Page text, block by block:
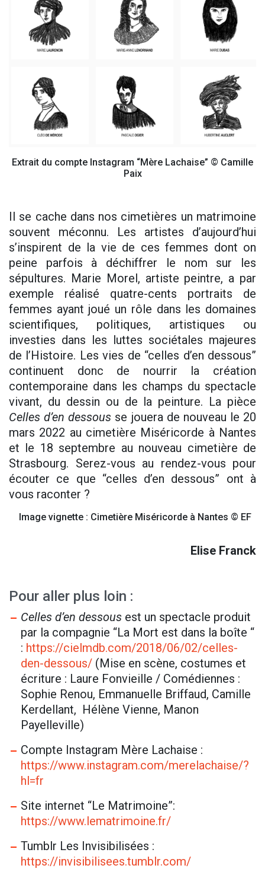
Extrait du compte Instagram “Mère Lachaise” © Camille
Paix
Il se cache dans nos cimetières un matrimoine
souvent méconnu. Les artistes d’aujourd’hui
s’inspirent de la vie de ces femmes dont on
peine parfois à déchiffrer le nom sur les
sépultures. Marie Morel, artiste peintre, a par
exemple réalisé quatre-cents portraits de
femmes ayant joué un rôle dans les domaines
scientifiques, politiques, artistiques ou
investies dans les luttes sociétales majeures
de l’Histoire. Les vies de “celles d’en dessous”
continuent donc de nourrir la création
contemporaine dans les champs du spectacle
vivant, du dessin ou de la peinture. La pièce
Celles d’en dessous se jouera de nouveau le 20
mars 2022 au cimetière Miséricorde à Nantes
et le 18 septembre au nouveau cimetière de
Strasbourg. Serez-vous au rendez-vous pour
écouter ce que “celles d’en dessous” ont à
vous raconter ?
Image vignette : Cimetière Miséricorde à Nantes © EF
Elise Franck
Pour aller plus loin :
Celles d’en dessous est un spectacle produit
par la compagnie “La Mort est dans la boîte “
: https://cielmdb.com/2018/06/02/celles-
den-dessous/ (Mise en scène, costumes et
écriture : Laure Fonvieille / Comédiennes :
Sophie Renou, Emmanuelle Briffaud, Camille
Kerdellant, Hélène Vienne, Manon
Payelleville)
Compte Instagram Mère Lachaise :
https://www.instagram.com/merelachaise/?
hl=fr
Site internet “Le Matrimoine”:
https://www.lematrimoine.fr/
Tumblr Les Invisibilisées :
https://invisibilisees.tumblr.com/